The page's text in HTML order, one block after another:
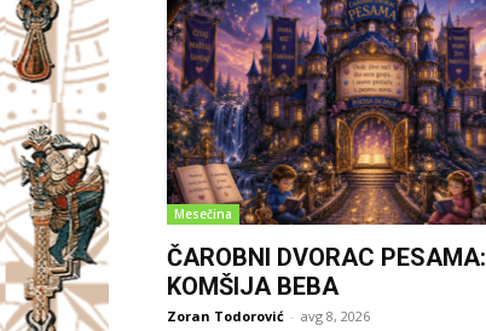
Mesečina
ČAROBNI DVORAC PESAMA:
KOMŠIJA BEBA
Zoran Todorović - avg 8, 2026